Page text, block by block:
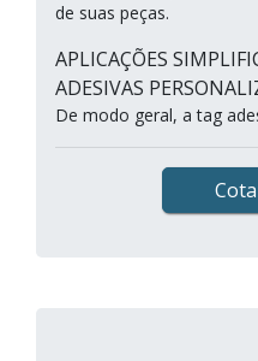
de suas peças.
APLICAÇÕES
ADESIVAS
De modo geral, a tag